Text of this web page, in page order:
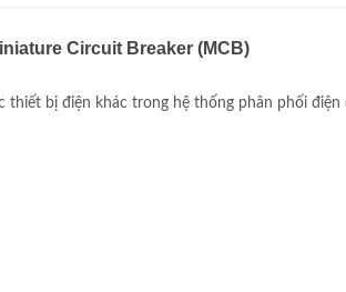
Circuit Breaker (MCB)
bị điện khác trong hệ thống phân phối điện